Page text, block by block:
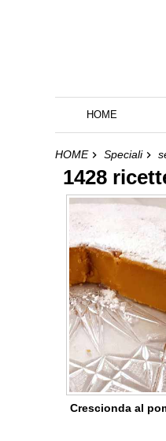
HOME
HOME Speciali
1428
Crescionda al